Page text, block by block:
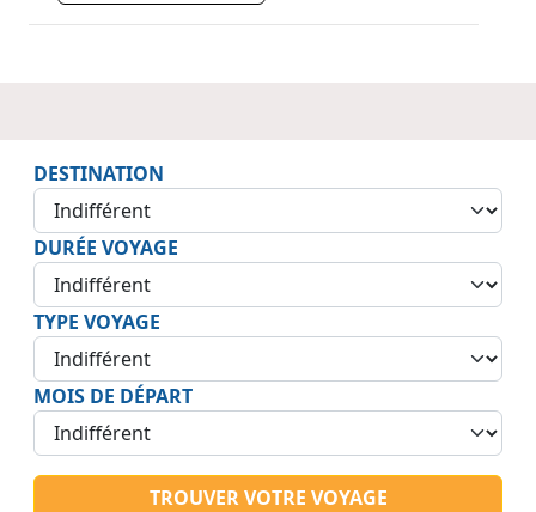
DESTINATION
DURÉE VOYAGE
TYPE VOYAGE
MOIS DE DÉPART
TROUVER VOTRE VOYAGE